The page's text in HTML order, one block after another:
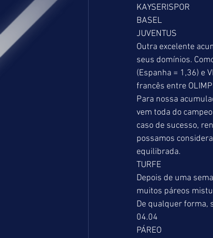
KAYSERISPOR
BASEL
JUVENTUS
Outra excelente
seus domínios.
(Espanha = 1,36) e
francês entre
Para nossa
vem toda do
caso de sucesso,
possamos
equilibrada.
TURFE
Depois de uma
muitos páreos
De qualquer forma,
04.04
PÁREO